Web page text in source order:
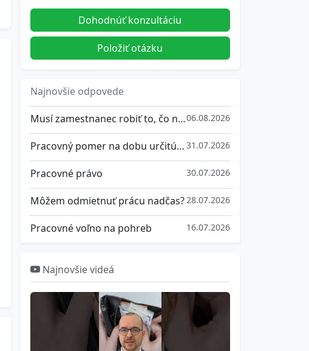
Dohodnúť konzultáciu
Položiť otázku
Najnovšie odpovede
Musí zamestnanec robiť to, čo nemá v popise práce?06.08.2026
Pracovný pomer na dobu určitú a výpovedná doba 31.07.2026
Pracovné právo 30.07.2026
Môžem odmietnuť prácu nadčas?28.07.2026
Pracovné voľno na pohreb 16.07.2026
Najnovšie videá